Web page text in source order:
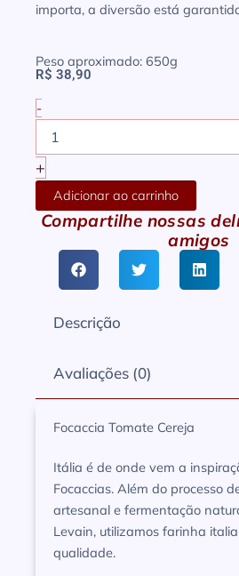
importa, a diversão está
Peso aproximado: 650g
R$ 38,90
-
Focaccia
Tomate
Cereja
quantidade
+
Adicionar ao carrinho
Compartilhe nossas
amigos
Descrição
Avaliações (0)
Focaccia Tomate Cereja
Itália é de onde vem a
Focaccias. Além do processo
artesanal e fermentação
Levain, utilizamos farinha
qualidade.